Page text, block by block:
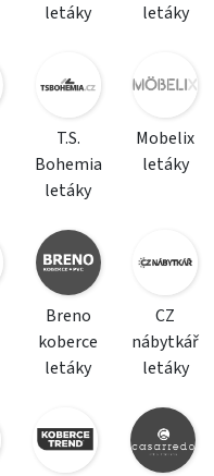
letáky
letáky
T.S.
Bohemia
letáky
Mobelix
letáky
Breno
koberce
letáky
CZ
nábytkář
letáky